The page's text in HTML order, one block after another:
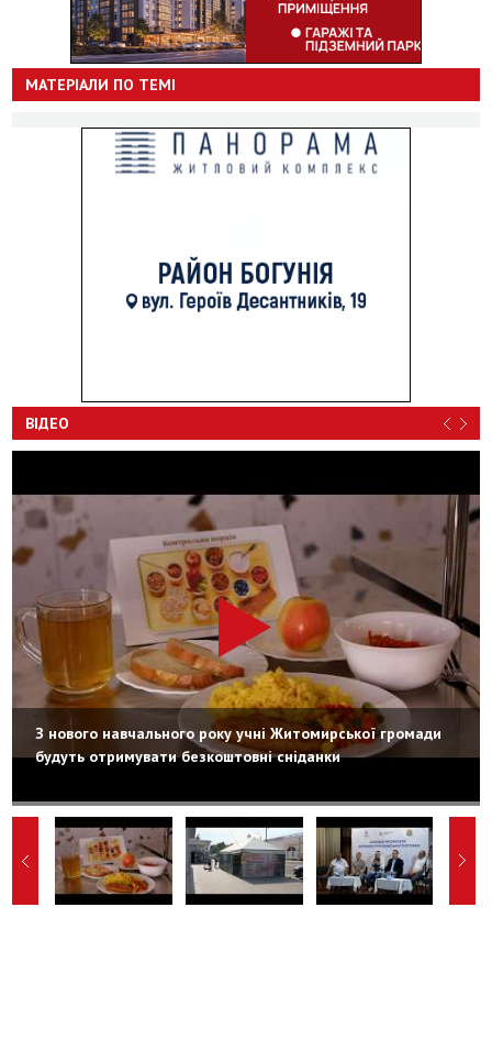
МАТЕРІАЛИ ПО ТЕМІ
ВІДЕО
З нового навчального року учні Житомирської громади
будуть отримувати безкоштовні сніданки